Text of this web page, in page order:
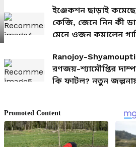
ইঞ্জেকশন ছাড়াই
কেজি, জেনে নিন কী
মেনে ওজন কমালেন
Ranojoy-
রণজয়-শ্যামৌপ্তির
কি ফাটল? নতুন